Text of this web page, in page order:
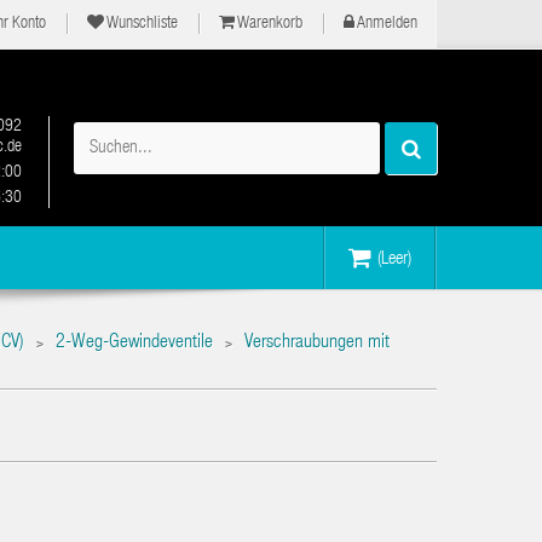
Konto Wunschliste Warenkorb Anmelden
(Leer)
> 2-Weg-Gewindeventile >
Verschraubungen mit